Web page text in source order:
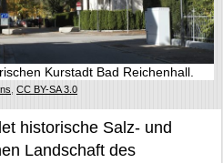
Kurstadt Bad Reichenhall.
CC BY-SA 3.0
historische Salz- und
Landschaft des